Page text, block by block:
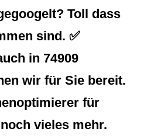
Toll dass
sind. ✅
in 74909
wir für Sie bereit.
für
vieles mehr.